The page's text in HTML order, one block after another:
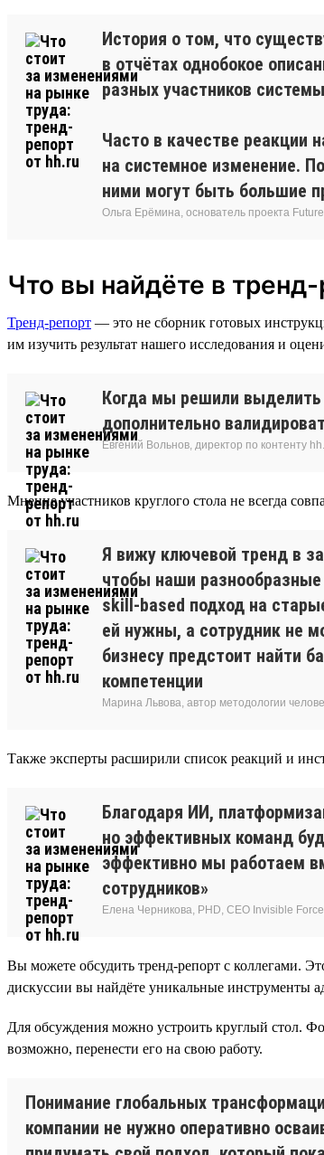
История о том, что
в отчётах однобокое
разных участников
Часто в качестве реакции
на системное изменение.
ними могут быть большие
Ольга Ерёмина, основатель проекта
Что вы найдёте в
Тренд-репорт — это не сборник готовых
им изучить результат нашего исследования и
Когда мы решили
дополнительно
Евгений Вольнов, директор по контенту
Мнение участников круглого стола не всегда
Я вижу ключевой тренд в
чтобы наши
skill-based подход на
ей нужны, а сотрудник не
бизнесу предстоит найти
компетенции
Марина Львова, автор методологии
Также эксперты расширили список реакций и
Благодаря ИИ,
но эффективных команд
эффективно мы работаем
сотрудников»
Елена Черникова, PHD, CEO Invisible
Вы можете обсудить тренд-репорт с коллегами.
дискуссии вы найдёте уникальные инструменты
Для обсуждения можно устроить круглый стол.
возможно, перенести его на свою работу.
Понимание глобальных
компании не нужно оперативно